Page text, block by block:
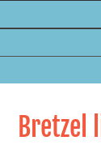
Bretzel